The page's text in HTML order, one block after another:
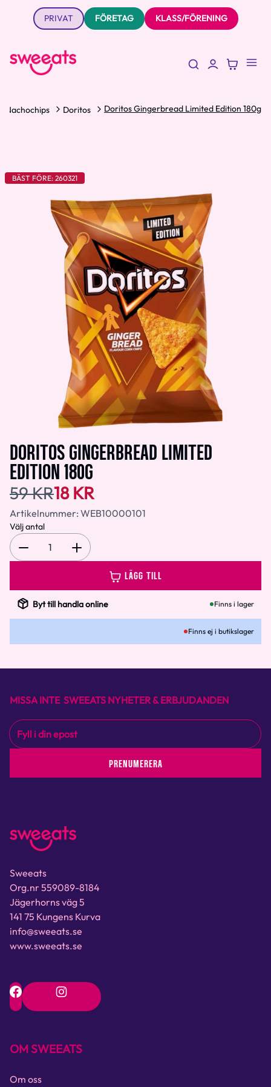
PRIVAT FÖRETAG KLASS/FÖRENING
Nachochips Doritos Doritos Gingerbread Limited Edition 180g
BÄST FÖRE: 260321
DORITOS GINGERBREAD LIMITED
EDITION 180G
59 KR18 KR
Artikelnummer: WEB10000101
Välj antal
1
LÄGG TILL
Byt till handla online Finns i lager
Finns ej i butikslager
MISSA INTE SWEEATS NYHETER & ERBJUDANDEN
PRENUMERERA
Sweeats
Org.nr 559089-8184
Jägerhorns väg 5
141 75 Kungens Kurva
info@sweeats.se
www.sweeats.se
OM SWEEATS
Om oss